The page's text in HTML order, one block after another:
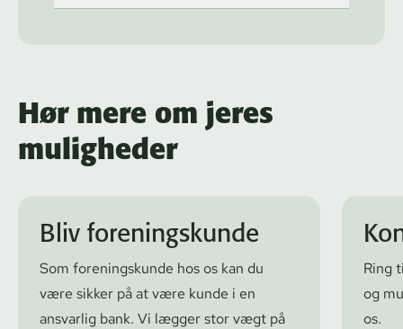
Hør mere om jeres
muligheder
Bliv foreningskunde
Som foreningskunde hos os kan du
være sikker på at være kunde i en
ansvarlig bank. Vi lægger stor vægt på
Ring
og
os.